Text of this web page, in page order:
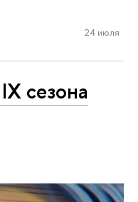
24 июля
сезона